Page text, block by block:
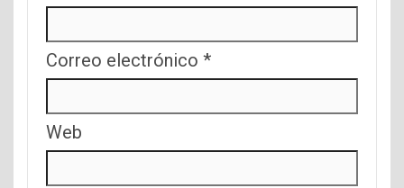
Correo electrónico *
Web